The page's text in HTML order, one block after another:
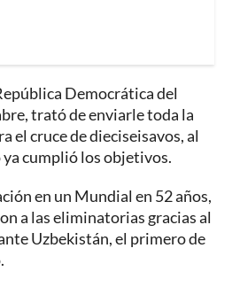
Democrática del
trató de enviarle toda la
el cruce de dieciseisavos, al
cumplió los objetivos.
en un Mundial en 52 años,
a las eliminatorias gracias al
Uzbekistán, el primero de